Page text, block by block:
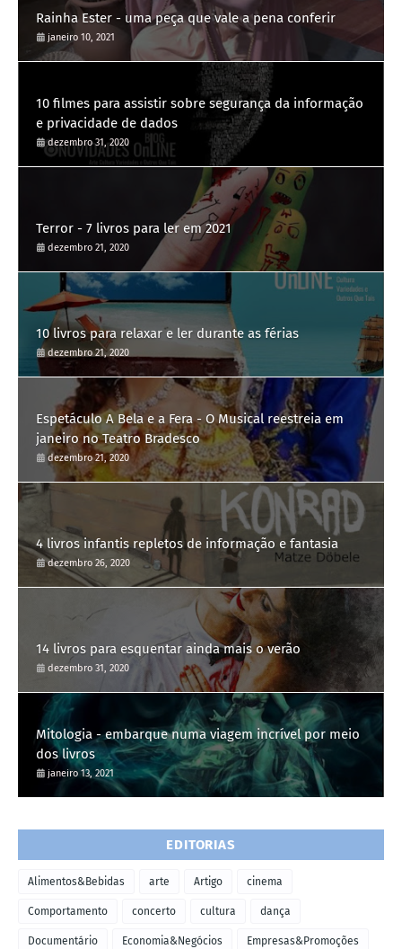
Rainha Ester - uma peça que vale a pena conferir
janeiro 10, 2021
10 filmes para assistir sobre segurança da informação
e privacidade de dados
dezembro 31, 2020
Terror - 7 livros para ler em 2021
dezembro 21, 2020
10 livros para relaxar e ler durante as férias
dezembro 21, 2020
Espetáculo A Bela e a Fera - O Musical reestreia em
janeiro no Teatro Bradesco
dezembro 21, 2020
4 livros infantis repletos de informação e fantasia
dezembro 26, 2020
14 livros para esquentar ainda mais o verão
dezembro 31, 2020
Mitologia - embarque numa viagem incrível por meio
dos livros
janeiro 13, 2021
EDITORIAS
Alimentos&Bebidas arte Artigo cinema
Comportamento concerto cultura dança
Documentário Economia&Negócios Empresas&Promoções